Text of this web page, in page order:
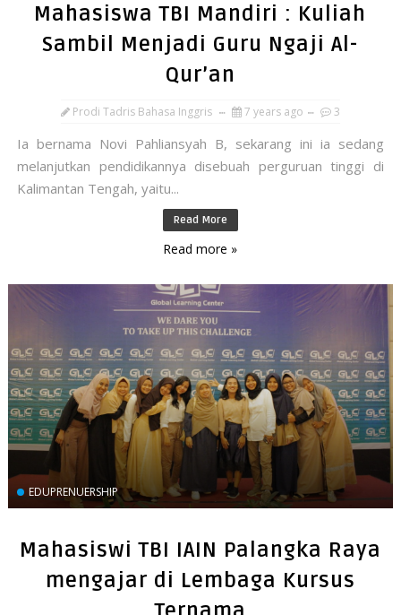
Mahasiswa TBI Mandiri : Kuliah
Sambil Menjadi Guru Ngaji Al-
Qur’an
Prodi Tadris Bahasa Inggris 7 years ago 3
Ia bernama Novi Pahliansyah B, sekarang ini ia sedang
melanjutkan pendidikannya disebuah perguruan tinggi di
Kalimantan Tengah, yaitu...
Read More
Read more »
EDUPRENUERSHIP
Mahasiswi TBI IAIN Palangka Raya
mengajar di Lembaga Kursus